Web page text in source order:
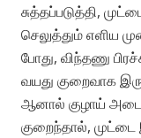
சுத்தப்படுத்தி,
செலுத்தும் எளிய
போது, விந்தணு
வயது குறைவாக
ஆனால் குழாய்
குறைந்தால், முட்டை